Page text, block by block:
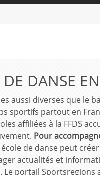
DE DANSE
aussi diverses que le
sportifs partout en
affiliées à la FFDS
Pour
de danse peut
actualités et
portail